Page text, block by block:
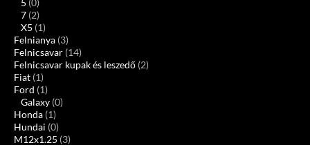
5 (0)
7 (2)
X5 (1)
Felnianya (3)
Felnicsavar (14)
Felnicsavar kupak és leszedő (2)
Fiat (1)
Ford (1)
Galaxy (0)
Honda (1)
Hundai (0)
M12x1.25 (3)